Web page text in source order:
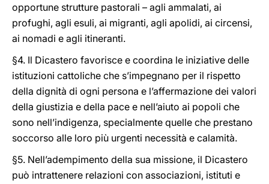
opportune strutture pastorali – agli ammalati, ai
profughi, agli esuli, ai migranti, agli apolidi, ai circensi,
ai nomadi e agli itineranti.
§4. Il Dicastero favorisce e coordina le iniziative delle
istituzioni cattoliche che s’impegnano per il rispetto
della dignità di ogni persona e l’affermazione dei valori
della giustizia e della pace e nell’aiuto ai popoli che
sono nell’indigenza, specialmente quelle che prestano
soccorso alle loro più urgenti necessità e calamità.
§5. Nell’adempimento della sua missione, il Dicastero
può intrattenere relazioni con associazioni, istituti e